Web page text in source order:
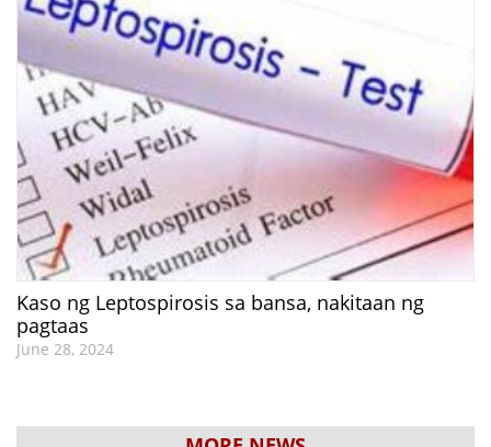
Kaso ng Leptospirosis sa bansa, nakitaan ng
pagtaas
June 28, 2024